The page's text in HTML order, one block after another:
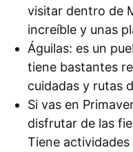
visitar dentro de
increíble y unas
Águilas: es un
tiene bastantes
cuidadas y rutas
Si vas en
disfrutar de las
Tiene